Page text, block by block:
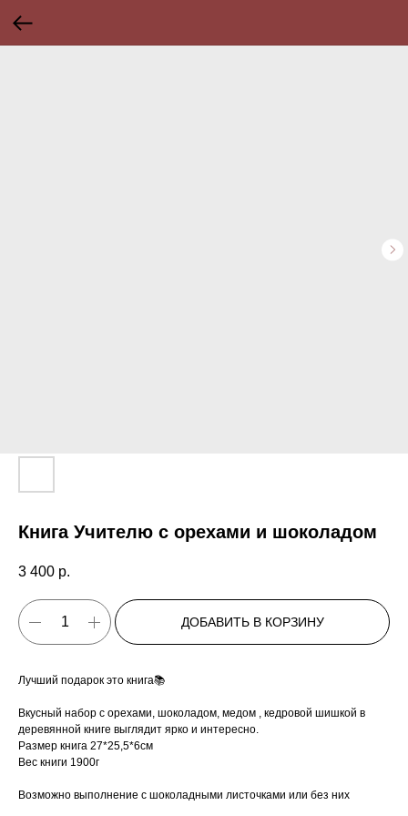
Книга Учителю с орехами и шоколадом
3 400 р.
ДОБАВИТЬ В КОРЗИНУ
Лучший подарок это книга📚
Вкусный набор с орехами, шоколадом, медом , кедровой шишкой в
деревянной книге выглядит ярко и интересно.
Размер книга 27*25,5*6см
Вес книги 1900г
Возможно выполнение с шоколадными листочками или без них